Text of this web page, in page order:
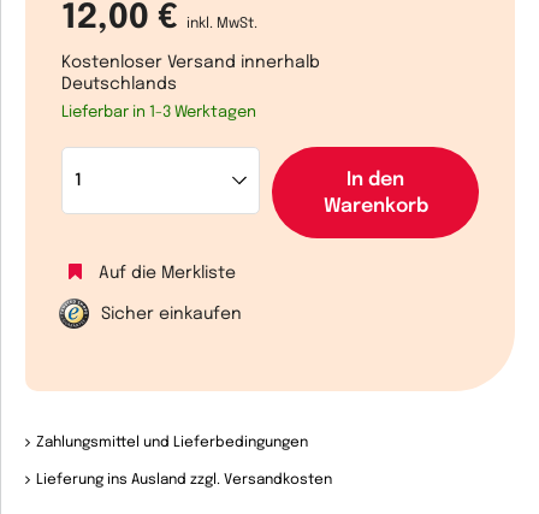
12,00 € inkl. MwSt.
Kostenloser Versand innerhalb
Deutschlands
Lieferbar in 1-3 Werktagen
In den
Warenkorb
Auf die Merkliste
Sicher einkaufen
Zahlungsmittel und Lieferbedingungen
Lieferung ins Ausland zzgl. Versandkosten